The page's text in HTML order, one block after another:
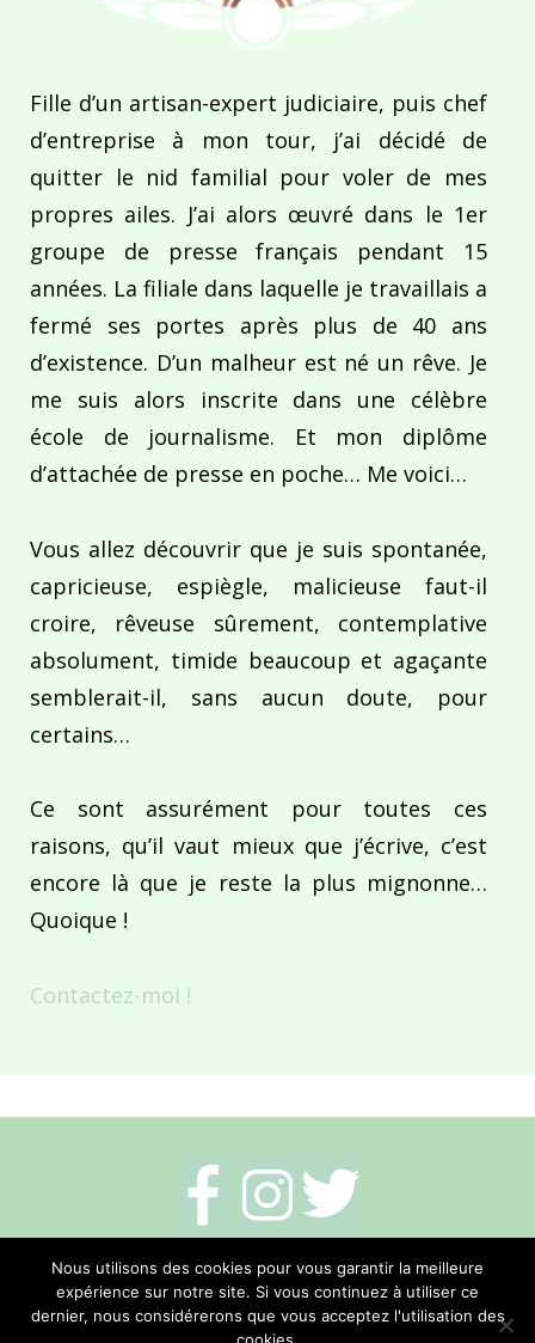
Fille d’un artisan-expert judiciaire, puis chef
d’entreprise à mon tour, j’ai décidé de
quitter le nid familial pour voler de mes
propres ailes. J’ai alors œuvré dans le 1er
groupe de presse français pendant 15
années. La filiale dans laquelle je travaillais a
fermé ses portes après plus de 40 ans
d’existence. D’un malheur est né un rêve. Je
me suis alors inscrite dans une célèbre
école de journalisme. Et mon diplôme
d’attachée de presse en poche… Me voici…
Vous allez découvrir que je suis spontanée,
capricieuse, espiègle, malicieuse faut-il
croire, rêveuse sûrement, contemplative
absolument, timide beaucoup et agaçante
semblerait-il, sans aucun doute, pour
certains…
Ce sont assurément pour toutes ces
raisons, qu’il vaut mieux que j’écrive, c’est
encore là que je reste la plus mignonne…
Quoique !
Contactez-moi !
Mentions légales- Politique de cookies-
Me contacter
Nous utilisons des cookies pour vous garantir la meilleure
expérience sur notre site. Si vous continuez à utiliser ce
dernier, nous considérerons que vous acceptez l'utilisation des